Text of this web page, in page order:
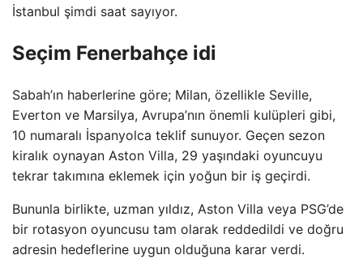
İstanbul şimdi saat sayıyor.
Seçim Fenerbahçe idi
Sabah’ın haberlerine göre; Milan, özellikle Seville,
Everton ve Marsilya, Avrupa’nın önemli kulüpleri gibi,
10 numaralı İspanyolca teklif sunuyor. Geçen sezon
kiralık oynayan Aston Villa, 29 yaşındaki oyuncuyu
tekrar takımına eklemek için yoğun bir iş geçirdi.
Bununla birlikte, uzman yıldız, Aston Villa veya PSG’de
bir rotasyon oyuncusu tam olarak reddedildi ve doğru
adresin hedeflerine uygun olduğuna karar verdi.